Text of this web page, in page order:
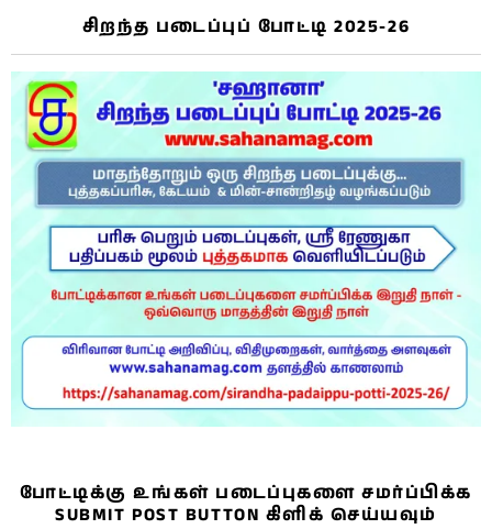
சிறந்த படைப்புப் போட்டி 2025-26
போட்டிக்கு உங்கள் படைப்புகளை சமர்ப்பிக்க
SUBMIT POST BUTTON கிளிக் செய்யவும்